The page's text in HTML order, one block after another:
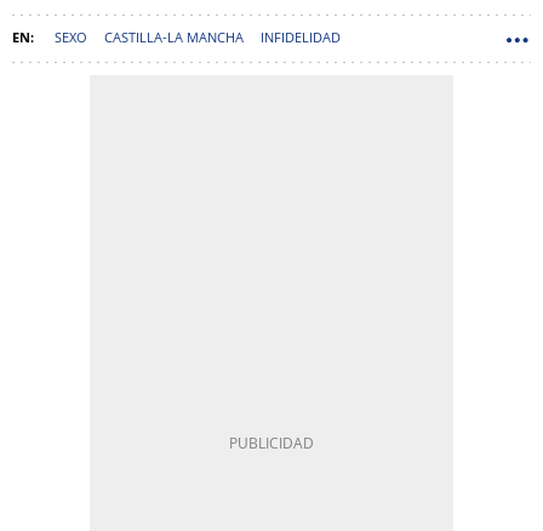
SEXO CASTILLA-LA MANCHA INFIDELIDAD